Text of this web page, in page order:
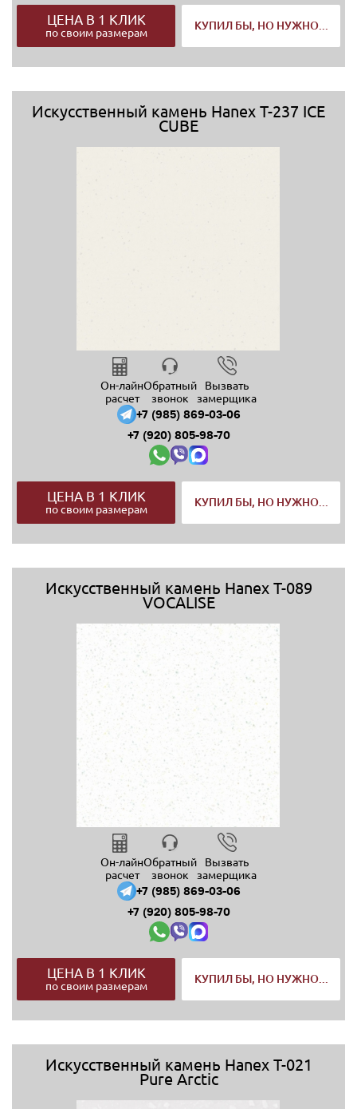
ЦЕНА В 1 КЛИК
по своим размерам
КУПИЛ БЫ, НО НУЖНО...
Искусственный камень Hanex T-237 ICE
CUBE
Он-лайн
расчет
Обратный
звонок
Вызвать
замерщика
+7 (985) 869-03-06
+7 (920) 805-98-70
ЦЕНА В 1 КЛИК
по своим размерам
КУПИЛ БЫ, НО НУЖНО...
Искусственный камень Hanex T-089
VOCALISE
Он-лайн
расчет
Обратный
звонок
Вызвать
замерщика
+7 (985) 869-03-06
+7 (920) 805-98-70
ЦЕНА В 1 КЛИК
по своим размерам
КУПИЛ БЫ, НО НУЖНО...
Искусственный камень Hanex T-021
Pure Arctic